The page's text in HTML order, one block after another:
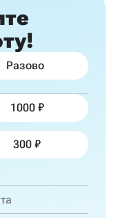
Разово
1000
300